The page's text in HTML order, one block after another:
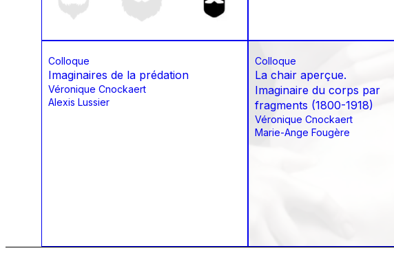
Colloque
Imaginaires de la prédation
Véronique Cnockaert
Alexis Lussier
Colloque
La chair aperçue.
Imaginaire du corps par
fragments (1800-1918)
Véronique Cnockaert
Marie-Ange Fougère